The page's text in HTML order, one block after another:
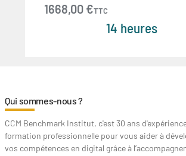
1668,00 €TTC
14 heures
Qui sommes-nous ?
CCM Benchmark Institut, c'est 30 ans
formation professionnelle pour vous aider à
vos compétences en digital grâce à